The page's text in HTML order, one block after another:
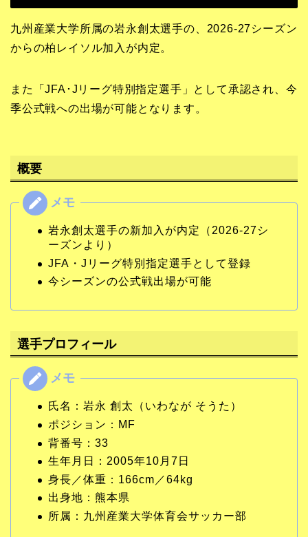
九州産業大学所属の岩永創太選手の、2026-27シーズン
からの柏レイソル加入が内定。
また「JFA･Jリーグ特別指定選手」として承認され、今
季公式戦への出場が可能となります。
概要
岩永創太選手の新加入が内定（2026-27シ
ーズンより）
JFA・Jリーグ特別指定選手として登録
今シーズンの公式戦出場が可能
選手プロフィール
氏名：岩永 創太（いわなが そうた）
ポジション：MF
背番号：33
生年月日：2005年10月7日
身長／体重：166cm／64kg
出身地：熊本県
所属：九州産業大学体育会サッカー部